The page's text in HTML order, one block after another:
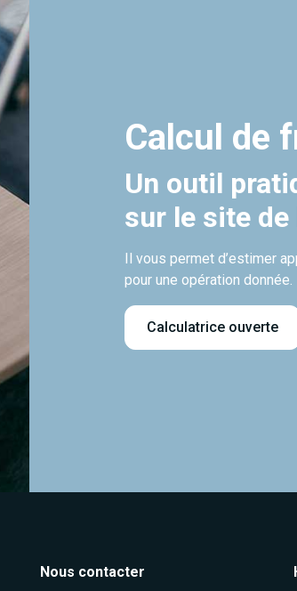
Calcul de
Un outil
sur le site
Il vous permet d’estimer
pour une opération donnée.
Calculatrice ouverte
Nous contacter